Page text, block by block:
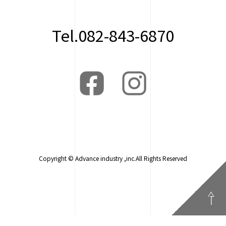
Tel.082-843-6870
Copyright © Advance industry ,inc.All Rights Reserved